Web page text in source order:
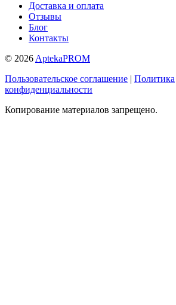
Доставка и оплата
Отзывы
Блог
Контакты
© 2026 AptekaPROM
Пользовательское соглашение | Политика
конфиденциальности
Копирование материалов запрещено.